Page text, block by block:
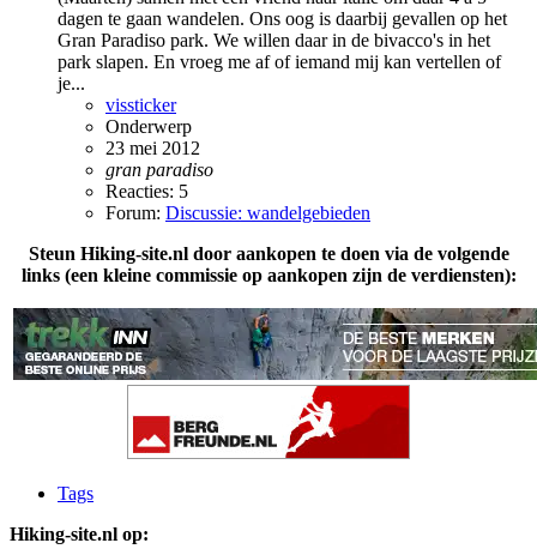
dagen te gaan wandelen. Ons oog is daarbij gevallen op het
Gran Paradiso park. We willen daar in de bivacco's in het
park slapen. En vroeg me af of iemand mij kan vertellen of
je...
vissticker
Onderwerp
23 mei 2012
gran paradiso
Reacties: 5
Forum: Discussie: wandelgebieden
Steun Hiking-site.nl door aankopen te doen via de volgende
links (een kleine commissie op aankopen zijn de verdiensten):
Tags
Hiking-site.nl op: